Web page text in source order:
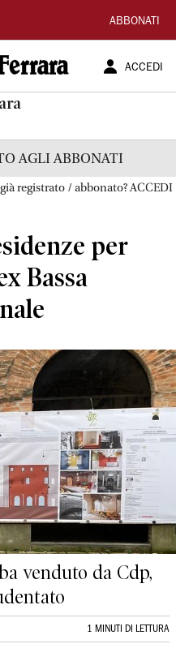
ABBONATI
ACCEDI
AGLI ABBONATI
registrato / abbonato? ACCEDI
per
Bassa
venduto da Cdp,
1 MINUTI DI LETTURA